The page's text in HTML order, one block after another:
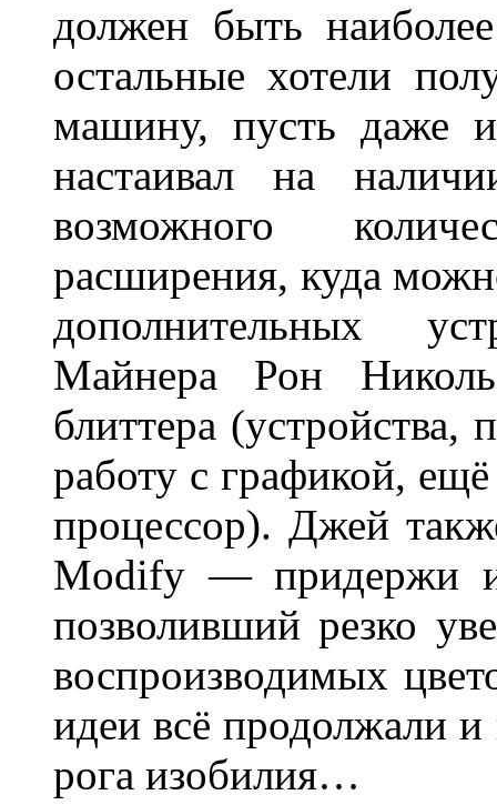
должен быть
остальные хотели
машину, пусть даже
настаивал на
возможного
расширения, куда
дополнительных
Майнера Рон
блиттера (устройства,
работу с графикой,
процессор). Джей
Modify — придержи
позволивший резко
воспроизводимых
идеи всё продолжали
рога изобилия…